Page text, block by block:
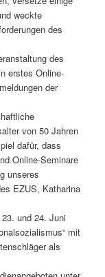
weckte
des
des
erstes Online-
der
von 50 Jahren
dafür, dass
Online-Seminare
unseres
EZUS, Katharina
und 24. Juni
mit
als